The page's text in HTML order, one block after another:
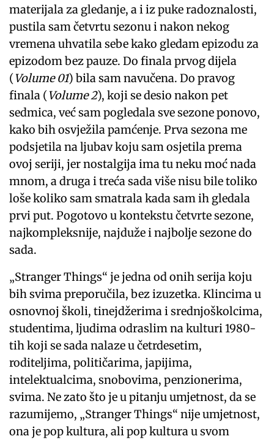
materijala za gledanje, a i iz puke radoznalosti,
pustila sam četvrtu sezonu i nakon nekog
vremena uhvatila sebe kako gledam epizodu za
epizodom bez pauze. Do finala prvog dijela
(Volume 01) bila sam navučena. Do pravog
finala (Volume 2), koji se desio nakon pet
sedmica, već sam pogledala sve sezone ponovo,
kako bih osvježila pamćenje. Prva sezona me
podsjetila na ljubav koju sam osjetila prema
ovoj seriji, jer nostalgija ima tu neku moć nada
mnom, a druga i treća sada više nisu bile toliko
loše koliko sam smatrala kada sam ih gledala
prvi put. Pogotovo u kontekstu četvrte sezone,
najkompleksnije, najduže i najbolje sezone do
sada.
„Stranger Things“ je jedna od onih serija koju
bih svima preporučila, bez izuzetka. Klincima u
osnovnoj školi, tinejdžerima i srednjoškolcima,
studentima, ljudima odraslim na kulturi 1980-
tih koji se sada nalaze u četrdesetim,
roditeljima, političarima, japijima,
intelektualcima, snobovima, penzionerima,
svima. Ne zato što je u pitanju umjetnost, da se
razumijemo, „Stranger Things“ nije umjetnost,
ona je pop kultura, ali pop kultura u svom